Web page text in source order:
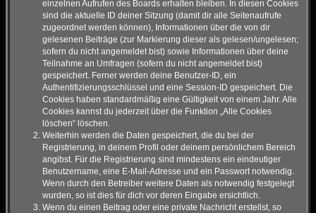
einzelnen Aufrufen des Boards erhalten bleiben. In diesen Cookies
sind die aktuelle ID deiner Sitzung (damit dir alle Seitenaufrufe
zugeordnet werden können), Informationen über die von dir
gelesenen Beiträge (zur Markierung dieser als gelesen/ungelesen;
sofern du nicht angemeldet bist) sowie Informationen über deine
Teilnahme an Umfragen (sofern du nicht angemeldet bist)
gespeichert. Ferner werden deine Benutzer-ID, ein
Authentifizierungsschlüssel und eine Session-ID gespeichert. Die
Cookies haben standardmäßig eine Gültigkeit von einem Jahr. Alle
Cookies kannst du jederzeit über die Funktion „Alle Cookies
löschen“ löschen.
Weiterhin werden die Daten gespeichert, die du bei der
Registrierung, in deinem Profil oder deinem persönlichem Bereich
angibst. Für die Registrierung sind mindestens ein eindeutiger
Benutzername, eine E-Mail-Adresse und ein Passwort notwendig.
Wenn durch den Betreiber weitere Daten als notwendig festgelegt
wurden, so ist dies für dich vor deren Eingabe ersichtlich.
Wenn du einen Beitrag oder eine private Nachricht erstellst, so